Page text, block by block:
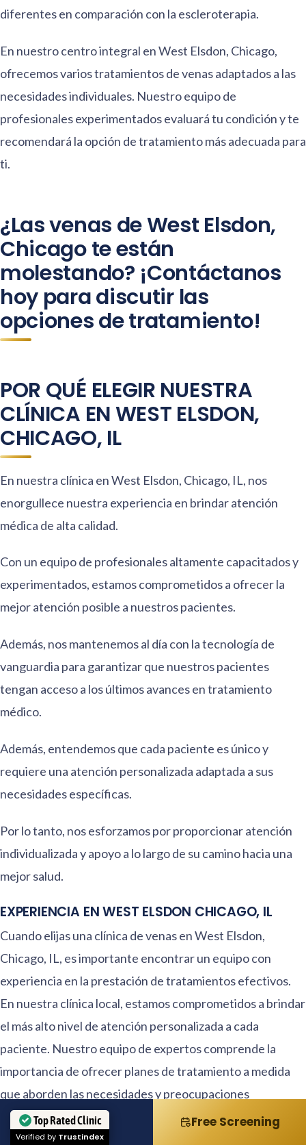
diferentes en comparación con la escleroterapia.
En nuestro centro integral en West Elsdon, Chicago,
ofrecemos varios tratamientos de venas adaptados a las
necesidades individuales. Nuestro equipo de
profesionales experimentados evaluará tu condición y te
recomendará la opción de tratamiento más adecuada para
ti.
¿Las venas de West Elsdon,
Chicago te están
molestando? ¡Contáctanos
hoy para discutir las
opciones de tratamiento!
POR QUÉ ELEGIR NUESTRA
CLÍNICA EN WEST ELSDON,
CHICAGO, IL
En nuestra clínica en West Elsdon, Chicago, IL, nos
enorgullece nuestra experiencia en brindar atención
médica de alta calidad.
Con un equipo de profesionales altamente capacitados y
experimentados, estamos comprometidos a ofrecer la
mejor atención posible a nuestros pacientes.
Además, nos mantenemos al día con la tecnología de
vanguardia para garantizar que nuestros pacientes
tengan acceso a los últimos avances en tratamiento
médico.
Además, entendemos que cada paciente es único y
requiere una atención personalizada adaptada a sus
necesidades específicas.
Por lo tanto, nos esforzamos por proporcionar atención
individualizada y apoyo a lo largo de su camino hacia una
mejor salud.
EXPERIENCIA EN WEST ELSDON CHICAGO, IL
Cuando elijas una clínica de venas en West Elsdon,
Chicago, IL, es importante encontrar un equipo con
experiencia en la prestación de tratamientos efectivos.
En nuestra clínica local, estamos comprometidos a brindar
el más alto nivel de atención personalizada a cada
paciente. Nuestro equipo de expertos comprende la
importancia de ofrecer planes de tratamiento a medida
que aborden las necesidades y preocupaciones
individuales. Nos enorgullece nuestro amplio
conocimiento y experiencia en el campo del cuidado de las
Call Free Screening
Top Rated Clinic
Verified by Trustindex